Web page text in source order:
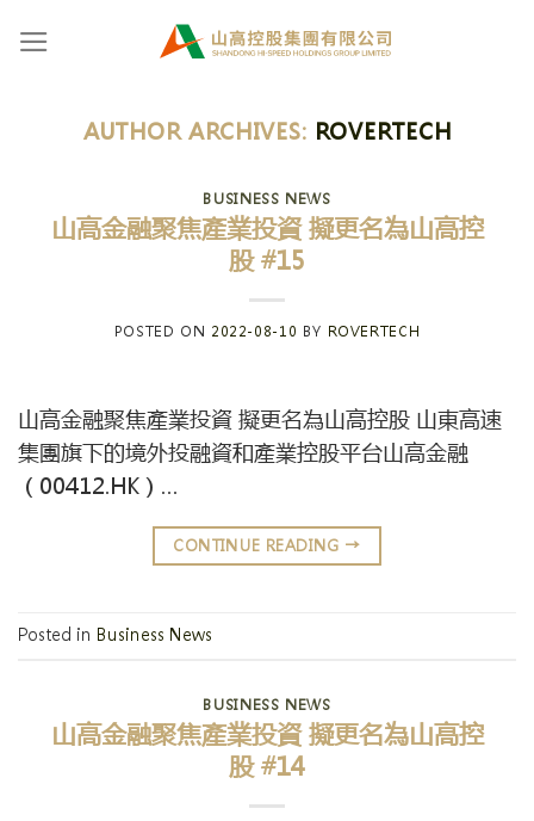
AUTHOR ARCHIVES: ROVERTECH
BUSINESS NEWS
山高金融聚焦產業投資 擬更名為山高控
股 #15
POSTED ON 2022-08-10 BY ROVERTECH
山高金融聚焦產業投資 擬更名為山高控股 山東高速
集團旗下的境外投融資和產業控股平台山高金融
（00412.HK）…
CONTINUE READING →
Posted in Business News
BUSINESS NEWS
山高金融聚焦產業投資 擬更名為山高控
股 #14